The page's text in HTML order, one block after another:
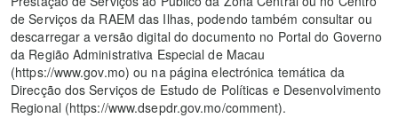
de Serviços da RAEM das Ilhas, podendo também consultar ou
descarregar a versão digital do documento no Portal do Governo
da Região Administrativa Especial de Macau
(https://www.gov.mo) ou na página electrónica temática da
Direcção dos Serviços de Estudo de Políticas e Desenvolvimento
Regional (https://www.dsepdr.gov.mo/comment).